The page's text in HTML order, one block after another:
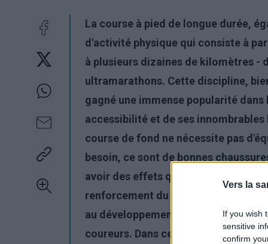
Vers la
If you wish
sensitive
confirm
La course à pied de longue durée,
d'activité physique qui consiste à
à plusieurs dizaines de kilomètres -
ultramarathons. Cette discipline,
gagné une immense popularité
accessibilité et de ses
course de fond ne nécessite pas
besoin, ce sont de bonnes
avoir des effets qui vont bien au-
renforcement du système
au développement du caractère, la
coureurs. Dans cet article, nous